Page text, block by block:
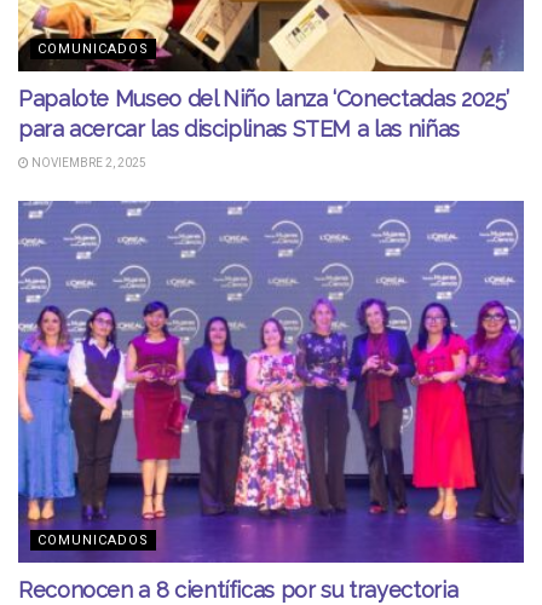
COMUNICADOS
Papalote Museo del Niño lanza ‘Conectadas 2025’
para acercar las disciplinas STEM a las niñas
NOVIEMBRE 2, 2025
COMUNICADOS
Reconocen a 8 científicas por su trayectoria